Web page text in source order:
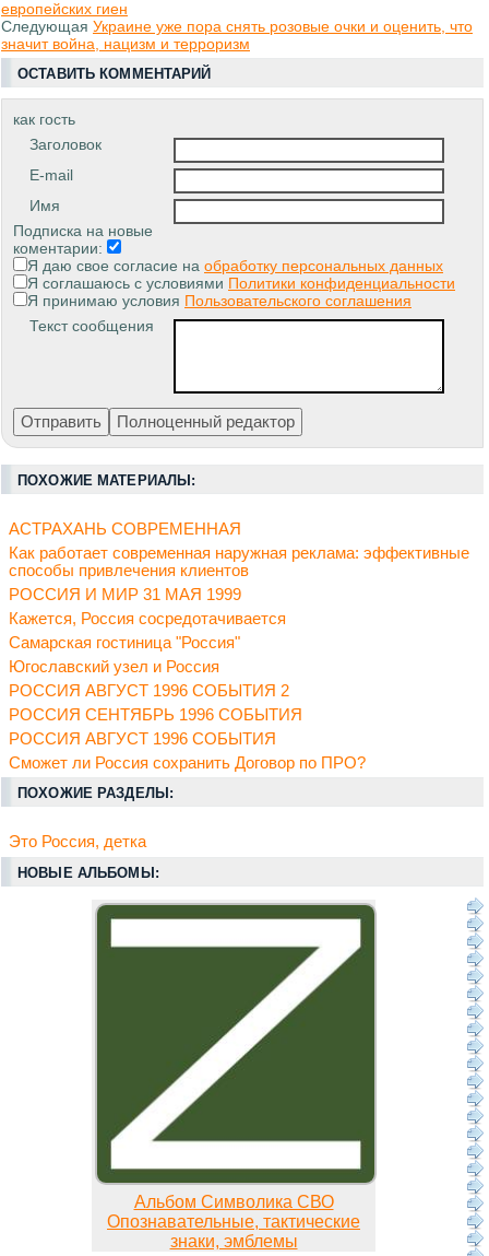
европейских гиен
Следующая Украине уже пора снять розовые очки и оценить, что
значит война, нацизм и терроризм
ОСТАВИТЬ КОММЕНТАРИЙ
как гость
Заголовок
E-mail
Имя
Подписка на новые
коментарии:
Я даю свое согласие на обработку персональных данных
Я соглашаюсь с условиями Политики конфиденциальности
Я принимаю условия Пользовательского соглашения
Текст сообщения
ПОХОЖИЕ МАТЕРИАЛЫ:
АСТРАХАНЬ СОВРЕМЕННАЯ
Как работает современная наружная реклама: эффективные
способы привлечения клиентов
РОССИЯ И МИР 31 МАЯ 1999
Кажется, Россия сосредотачивается
Самарская гостиница "Россия"
Югославский узел и Россия
РОССИЯ АВГУСТ 1996 СОБЫТИЯ 2
РОССИЯ СЕНТЯБРЬ 1996 СОБЫТИЯ
РОССИЯ АВГУСТ 1996 СОБЫТИЯ
Сможет ли Россия сохранить Договор по ПРО?
ПОХОЖИЕ РАЗДЕЛЫ:
Это Россия, детка
НОВЫЕ АЛЬБОМЫ:
Альбом Символика СВО
Опознавательные, тактические
знаки, эмблемы